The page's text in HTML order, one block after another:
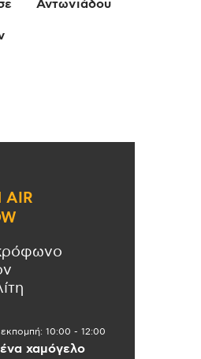
Αντωνιάδου
AIR
10:00 - 12:00
χαμόγελο